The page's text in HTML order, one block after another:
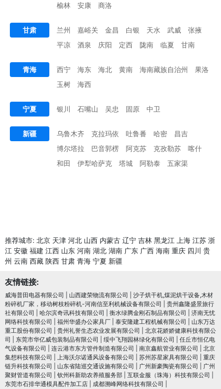
榆林
安康 商洛
甘肃 兰州 嘉峪关 金昌 白银 天水 武威
张掖
平凉
酒泉 庆阳 定西 陇南 临夏 甘南
青海 西宁 海东 海北 黄南 海南藏族自治州
果洛
玉树
海西
宁夏 银川 石嘴山 吴忠 固原 中卫
新疆 乌鲁木齐 克拉玛依 吐鲁番 哈密
昌吉
博尔塔拉
巴音郭楞 阿克苏 克孜勒苏
喀什
和田
伊犁哈萨克 塔城 阿勒泰 五家渠
推荐城市: 北京 天津 河北 山西 内蒙古 辽宁 吉林 黑龙江 上海 江苏 浙
江 安徽 福建 江西 山东 河南 湖北 湖南 广东 广西 海南 重庆 四川 贵
州 云南 西藏 陕西 甘肃 青海 宁夏 新疆
友情链接:
威海普田电器有限公司 山西建荣物流有限公司
沙子烘干机,煤泥烘干设备,木材
粉碎机厂家，移动树枝粉碎机-河南信至利机械设备有限公司
贵州鑫隆盛景旅行
社有限公司
哈尔滨奇讯科技有限公司 衡水绿腾金刚石制品有限公司
济南无忧
网络科技有限公司
福州华盛办公家具厂 泰安隆建工程机械有限公司
山东万达
重工股份有限公司
贵州礼誉生态农业发展有限公司
北京花娇娇健康科技有限公
司
东莞市华亿威包装制品有限公司 绥中飞翔园林绿化有限公司
任丘市恒亿电
气设备有限公司
连云港市东方管件制造有限公司 南京鑫航管业有限公司
北京
集想科技有限公司
上海沃尔诺通风设备有限公司 苏州苏星家具有限公司
重庆
链升科技有限公司
山东省陆巡交通设施有限公司 广州新豪陶瓷有限公司
广州
聚财管道有限公司
钦州科新助农养殖服务部 互联金服（珠海）科技有限公司
东莞市石排华通模具配件加工店
成都溯峰网络科技有限公司